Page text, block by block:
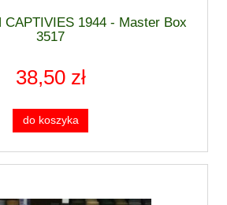
CAPTIVIES 1944 - Master Box
3517
38,50 zł
do koszyka